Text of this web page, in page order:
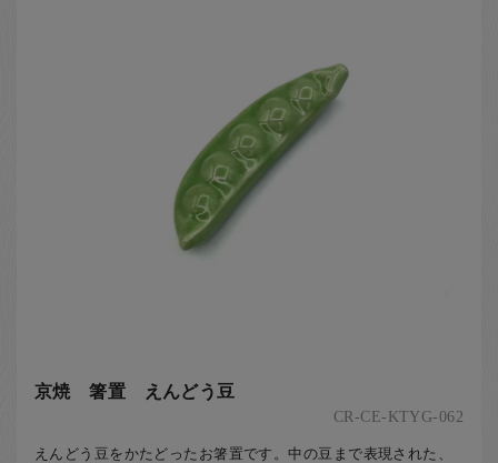
京焼 箸置 えんどう豆
CR-CE-KTYG-062
えんどう豆をかたどったお箸置です。中の豆まで表現された、